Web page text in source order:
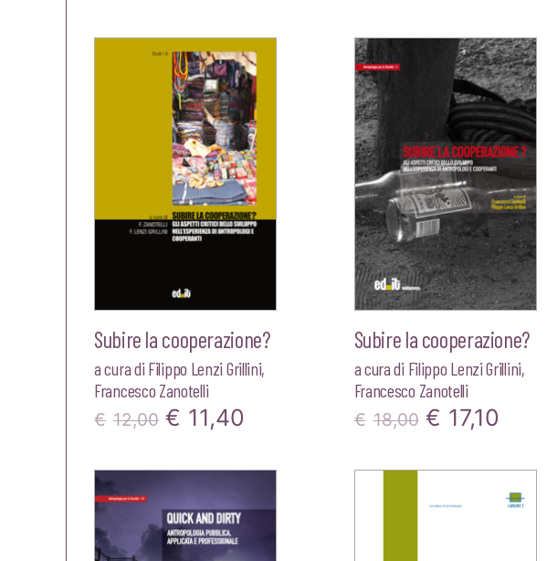
€16,00.€15,20.
Subire la cooperazione?
a cura di Filippo Lenzi Grillini,
Francesco Zanotelli
€ 12,00 Il
originale
era:
€12,00.
€ 11,40
è:
€11,40.
Subire la cooperazione?
a cura di Filippo Lenzi Grillini,
Francesco Zanotelli
€ 18,00 Il
€ 17,10